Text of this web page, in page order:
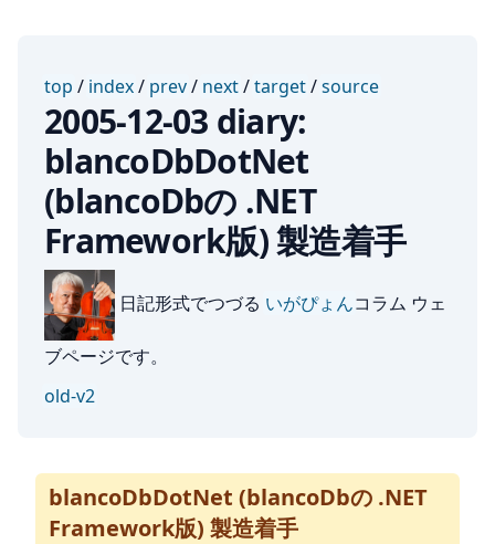
top / index/ prev/ next/target/source
2005-12-03 diary:
blancoDbDotNet
(blancoDbの .NET
Framework版) 製造着手
日記形式でつづる いがぴょんコラム ウェ
ブページです。
old-v2
blancoDbDotNet (blancoDbの .NET
Framework版) 製造着手